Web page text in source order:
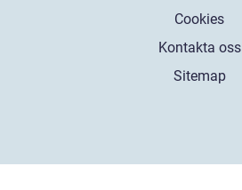
Cookies
Kontakta oss
Sitemap